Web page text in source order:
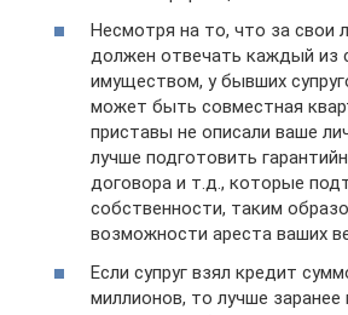
Несмотря на то, что за свои
должен отвечать каждый из
имуществом, у бывших
может быть совместная
приставы не описали ваше
лучше подготовить
договора и т.д., которые
собственности, таким
возможности ареста ваших
Если супруг взял кредит
миллионов, то лучше